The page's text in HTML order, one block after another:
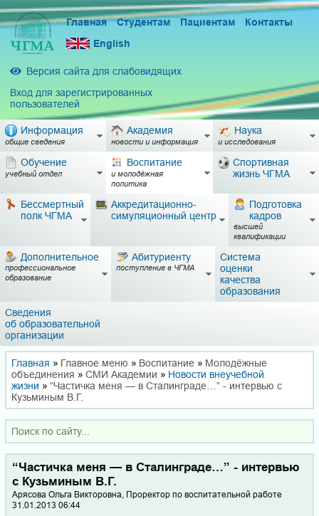
Главная Студентам Пациентам
Контакты
English
Версия сайта для слабовидящих
Вход для зарегистрированных
пользователей
Информация
общие сведения
Академия
новости и информация
Наука
и исследования
Обучение
учебный отдел
Воспитание
и молодёжная
политика
Спортивная
жизнь ЧГМА
Бессмертный
полк ЧГМА
Аккредитационно-
симуляционный центр
Подготовка
кадров
высшей
квалификации
Дополнительное
профессиональное
образование
Абитуриенту
поступление в ЧГМА
Система
оценки
качества
образования
Сведения
об образовательной
организации
Главная » Главное меню » Воспитание » Молодёжные
объединения » СМИ Академии » Новости внеучебной
жизни » “Частичка меня — в Сталинграде…” - интервью с
Кузьминым В.Г.
“Частичка меня — в Сталинграде…” - интервью
с Кузьминым В.Г.
Арясова Ольга Викторовна, Проректор по воспитательной работе
31.01.2013 06:44